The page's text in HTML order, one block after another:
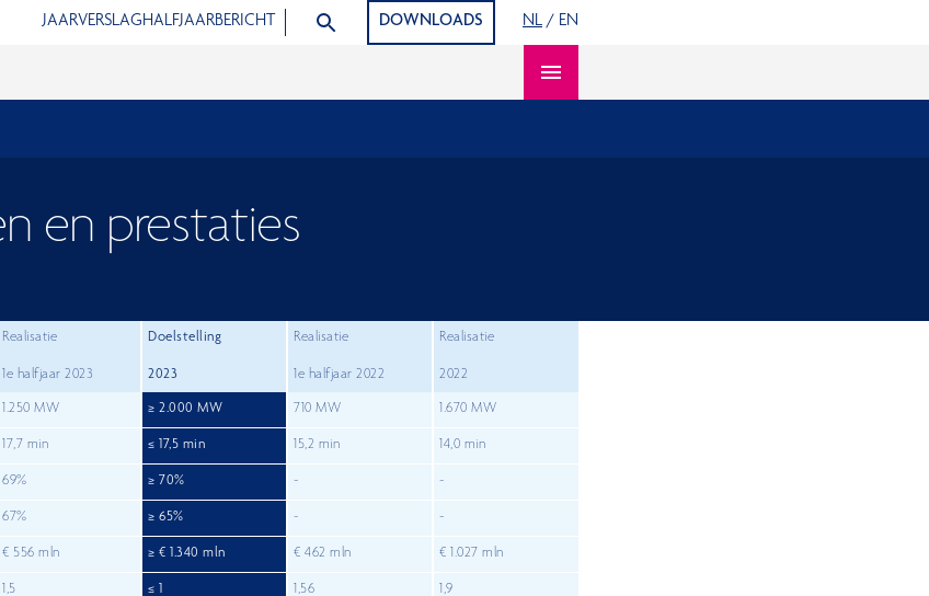
SCRIPTS, THIS WILL RELOAD THE PAGE.
JAARVERSLAGHALFJAARBERICHT ZOEK ARTIKELENDOWNLOADS NL / EN
Open content navigation
en prestaties
Realisatie
1e halfjaar 2023
Doelstelling
2023
Realisatie
1e halfjaar 2022
Realisatie
2022
1.250 MW ≥ 2.000 MW 710 MW 1.670 MW
17,7 min ≤ 17,5 min 15,2 min 14,0 min
69% ≥ 70% - -
67% ≥ 65% - -
€ 556 mln ≥ € 1.340 mln € 462 mln € 1.027 mln
1,5 ≤ 1 1,56 1,9